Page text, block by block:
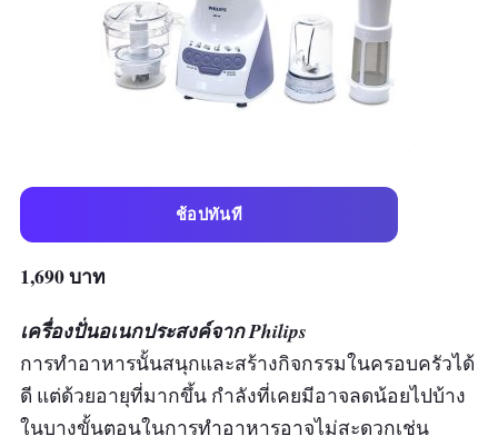
ช้อปทันที
1,690 บาท
เครื่องปั่นอเนกประสงค์จาก Philips
การทำอาหารนั้นสนุกและสร้างกิจกรรมในครอบครัวได้
ดี แต่ด้วยอายุที่มากขึ้น กำลังที่เคยมีอาจลดน้อยไปบ้าง
ในบางขั้นตอนในการทำอาหารอาจไม่สะดวกเช่น